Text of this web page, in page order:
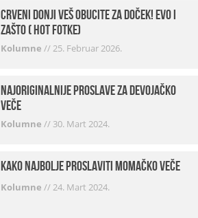
Crveni donji veš obucite za doček! Evo i
zašto ( hot fotke)
Kolumne //25. Februar 2026.
Najoriginalnije proslave za devojačko
veče
Kolumne // 30. Mart 2024.
Kako najbolje proslaviti momačko veče
Kolumne //24. Mart 2024.